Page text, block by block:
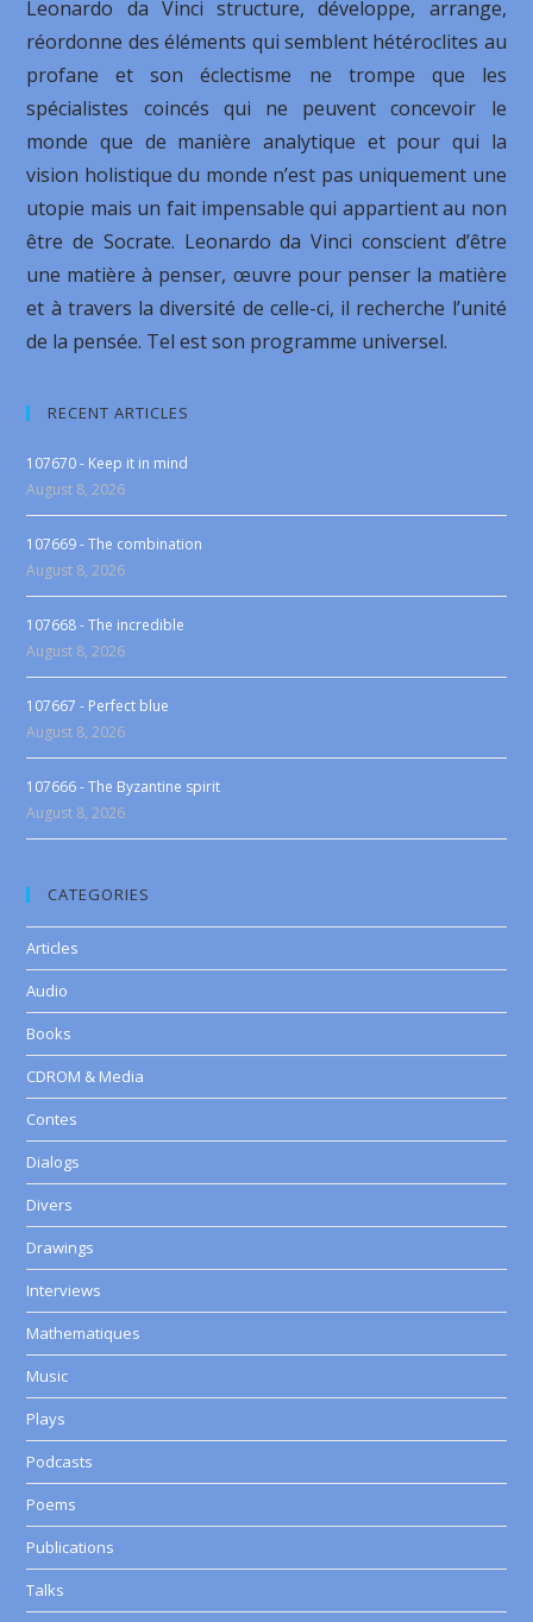
Leonardo da Vinci structure, développe, arrange,
réordonne des éléments qui semblent hétéroclites au
profane et son éclectisme ne trompe que les
spécialistes coincés qui ne peuvent concevoir le
monde que de manière analytique et pour qui la
vision holistique du monde n’est pas uniquement une
utopie mais un fait impensable qui appartient au non
être de Socrate. Leonardo da Vinci conscient d’être
une matière à penser, œuvre pour penser la matière
et à travers la diversité de celle-ci, il recherche l’unité
de la pensée. Tel est son programme universel.
RECENT ARTICLES
107670 - Keep it in mind
August 8, 2026
107669 - The combination
August 8, 2026
107668 - The incredible
August 8, 2026
107667 - Perfect blue
August 8, 2026
107666 - The Byzantine spirit
August 8, 2026
CATEGORIES
Articles
Audio
Books
CDROM & Media
Contes
Dialogs
Divers
Drawings
Interviews
Mathematiques
Music
Plays
Podcasts
Poems
Publications
Talks